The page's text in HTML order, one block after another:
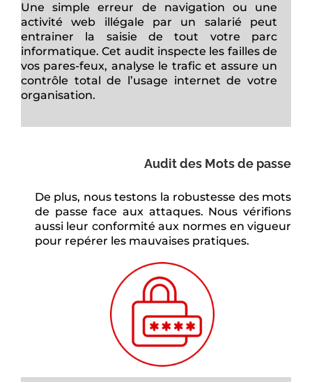
Une simple erreur de navigation ou une
activité web illégale par un salarié peut
entrainer la saisie de tout votre parc
informatique. Cet audit inspecte les failles de
vos pares-feux, analyse le trafic et assure un
contrôle total de l’usage internet de votre
organisation.
Audit des Mots de passe
De plus, nous testons la robustesse des mots
de passe face aux attaques. Nous vérifions
aussi leur conformité aux normes en vigueur
pour repérer les mauvaises pratiques.